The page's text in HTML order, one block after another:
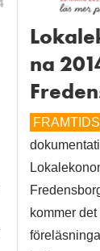
na
kommer